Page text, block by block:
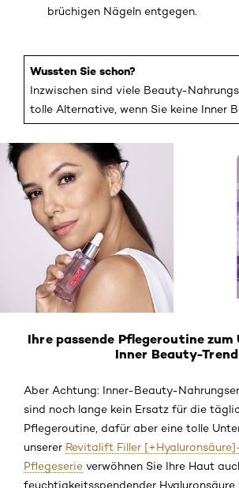
brüchigen Nägeln entgegen.
Wussten Sie schon?
Inzwischen sind viele Beauty-
tolle Alternative, wenn Sie keine Inner
Ihre passende Pflegeroutine
Inner Beauty-Trend
Aber Achtung: Inner-Beauty-
sind noch lange kein Ersatz für die
Pflegeroutine, dafür aber eine tolle
unserer Revitalift Filler
Pflegeserie verwöhnen Sie Ihre Haut
feuchtigkeitsspendender